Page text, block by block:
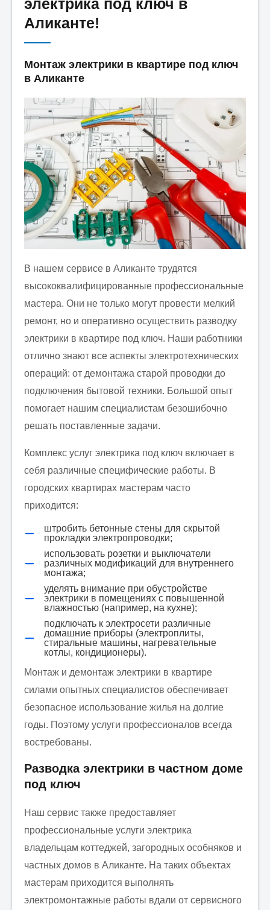
Заявка:*
Какие услуги Вам
Отправить заявку
электрика под ключ в
Аликанте!
Монтаж электрики в квартире под ключ
в Аликанте
В нашем сервисе в Аликанте трудятся
высококвалифицированные профессиональные
мастера. Они не только могут провести мелкий
ремонт, но и оперативно осуществить разводку
электрики в квартире под ключ. Наши работники
отлично знают все аспекты электротехнических
операций: от демонтажа старой проводки до
подключения бытовой техники. Большой опыт
помогает нашим специалистам безошибочно
решать поставленные задачи.
Комплекс услуг электрика под ключ включает в
себя различные специфические работы. В
городских квартирах мастерам часто
приходится:
штробить бетонные стены для скрытой
прокладки электропроводки;
использовать розетки и выключатели
различных модификаций для внутреннего
монтажа;
уделять внимание при обустройстве
электрики в помещениях с повышенной
влажностью (например, на кухне);
подключать к электросети различные
домашние приборы (электроплиты,
стиральные машины, нагревательные
котлы, кондиционеры).
Монтаж и демонтаж электрики в квартире
силами опытных специалистов обеспечивает
безопасное использование жилья на долгие
годы. Поэтому услуги профессионалов всегда
востребованы.
Разводка электрики в частном доме
под ключ
Наш сервис также предоставляет
профессиональные услуги электрика
владельцам коттеджей, загородных особняков и
частных домов в Аликанте. На таких объектах
мастерам приходится выполнять
электромонтажные работы вдали от сервисного